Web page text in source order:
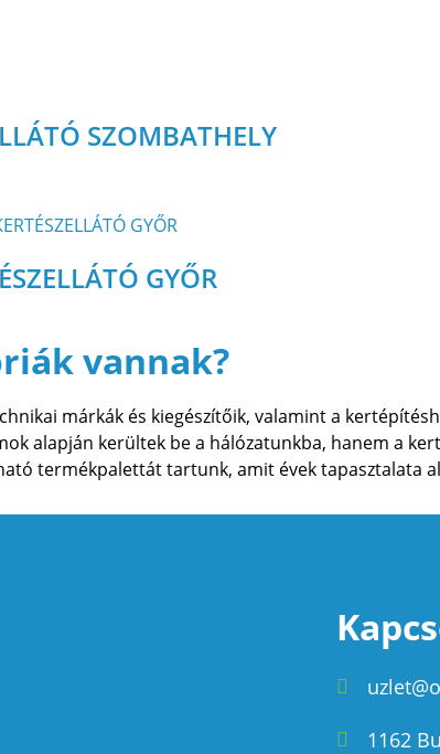
SZOMBATHELY
GYŐR
vannak?
márkák és kiegészítőik, valamint a
alapján kerültek be a hálózatunkba, hanem a
termékpalettát tartunk, amit évek tapasztalata
1162